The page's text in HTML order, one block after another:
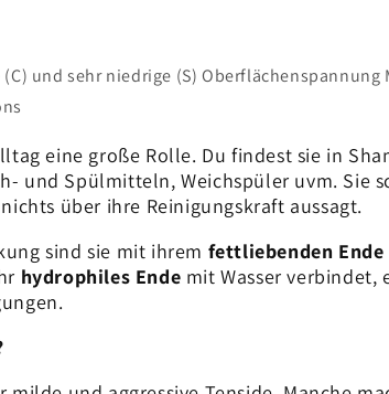
und sehr niedrige (S) Oberflächenspannung
eine große Rolle. Du findest sie in
und Spülmitteln, Weichspüler uvm. Sie
über ihre Reinigungskraft aussagt.
sind sie mit ihrem fettliebenden Ende
hydrophiles Ende mit Wasser verbindet,